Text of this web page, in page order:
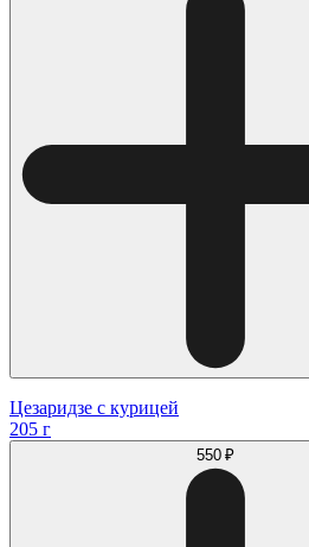
Цезаридзе с курицей
205 г
550 ₽